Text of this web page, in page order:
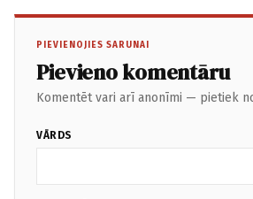
PIEVIENOJIES SARUNAI
Pievieno komentāru
Komentēt vari arī anonīmi — pietiek
VĀRDS